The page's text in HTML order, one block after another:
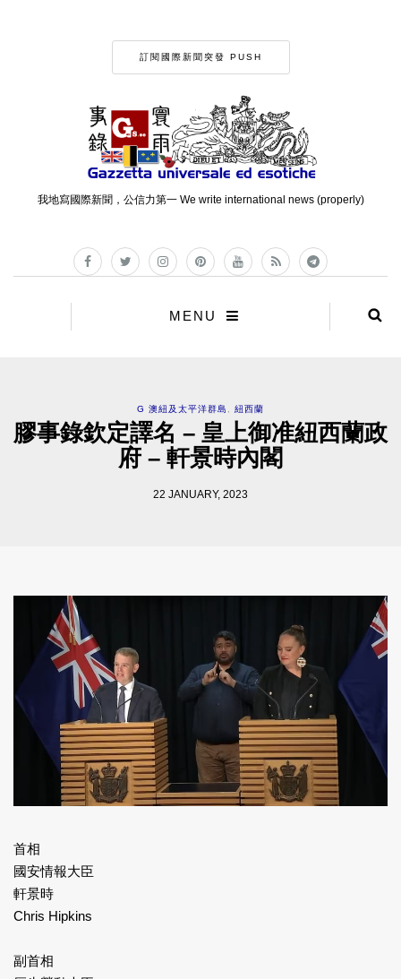
訂閱國際新聞突發 PUSH
我地寫國際新聞，公信力第一 We write international news (properly)
MENU
G 澳紐及太平洋群島 紐西蘭
膠事錄欽定譯名 – 皇上御准紐西蘭政
府 – 軒景時內閣
22 JANUARY, 2023
首相
國安情報大臣
軒景時
Chris Hipkins
副首相